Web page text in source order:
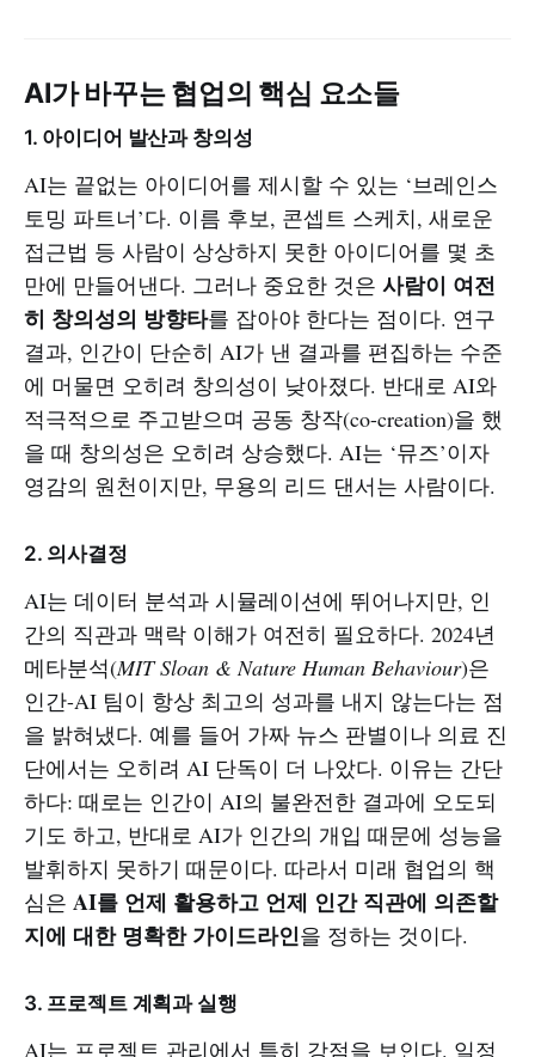
AI가 바꾸는 협업의 핵심 요소들
1. 아이디어 발산과 창의성
AI는 끝없는 아이디어를 제시할 수 있는 ‘브레인스
토밍 파트너’다. 이름 후보, 콘셉트 스케치, 새로운
접근법 등 사람이 상상하지 못한 아이디어를 몇 초
만에 만들어낸다. 그러나 중요한 것은 사람이 여전
히 창의성의 방향타를 잡아야 한다는 점이다. 연구
결과, 인간이 단순히 AI가 낸 결과를 편집하는 수준
에 머물면 오히려 창의성이 낮아졌다. 반대로 AI와
적극적으로 주고받으며 공동 창작(co-creation)을 했
을 때 창의성은 오히려 상승했다. AI는 ‘뮤즈’이자
영감의 원천이지만, 무용의 리드 댄서는 사람이다.
2. 의사결정
AI는 데이터 분석과 시뮬레이션에 뛰어나지만, 인
간의 직관과 맥락 이해가 여전히 필요하다. 2024년
메타분석(MIT Sloan & Nature Human Behaviour)은
인간-AI 팀이 항상 최고의 성과를 내지 않는다는 점
을 밝혀냈다. 예를 들어 가짜 뉴스 판별이나 의료 진
단에서는 오히려 AI 단독이 더 나았다. 이유는 간단
하다: 때로는 인간이 AI의 불완전한 결과에 오도되
기도 하고, 반대로 AI가 인간의 개입 때문에 성능을
발휘하지 못하기 때문이다. 따라서 미래 협업의 핵
심은 AI를 언제 활용하고 언제 인간 직관에 의존할
지에 대한 명확한 가이드라인을 정하는 것이다.
3. 프로젝트 계획과 실행
AI는 프로젝트 관리에서 특히 강점을 보인다. 일정